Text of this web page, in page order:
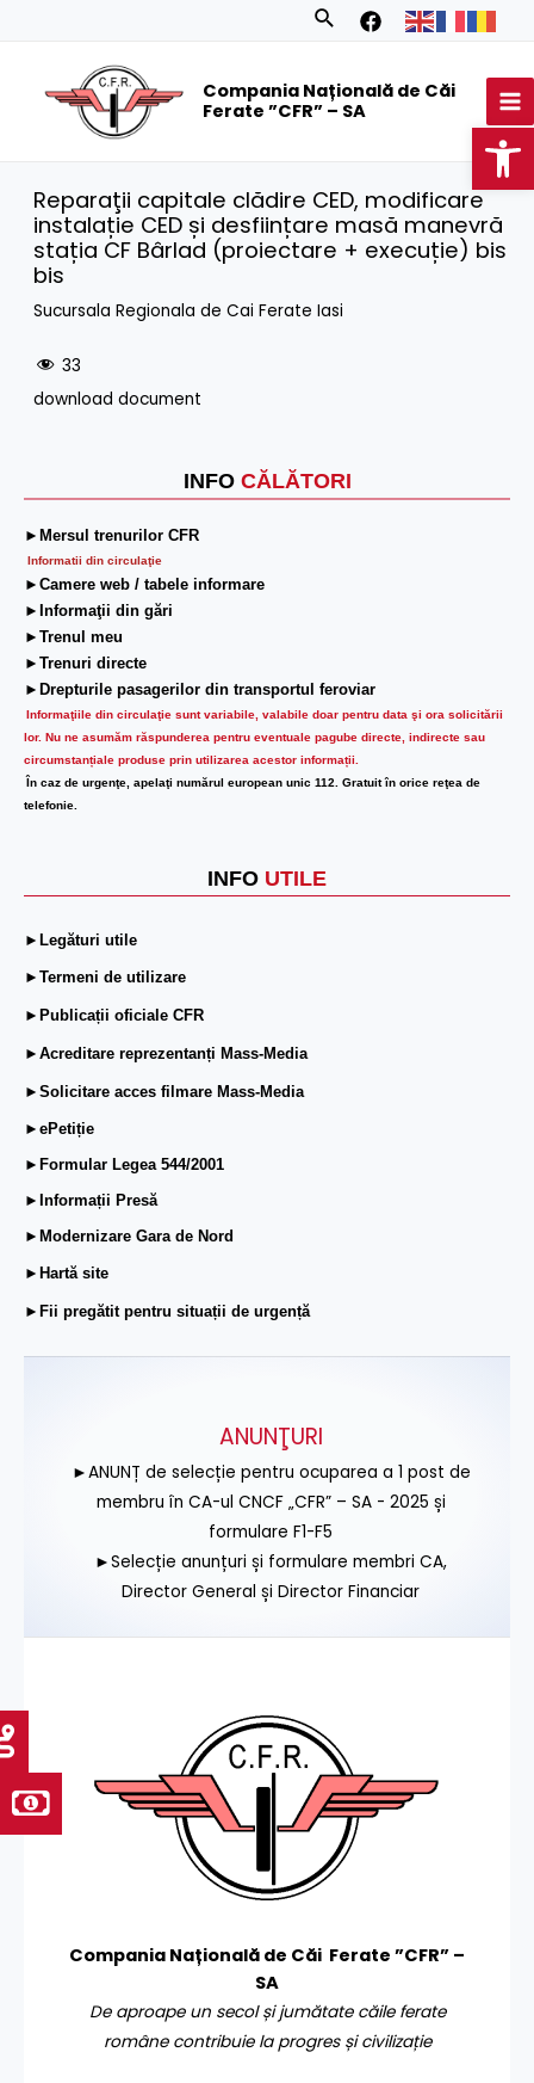
Search
Compania Națională de Căi
Ferate ”CFR” – SA
INFO CĂLĂTORI
►Mersul trenurilor CFR
Informatii din circulaţie
►Camere web / tabele informare
►Informaţii din gări
►Trenul meu
►Trenuri directe
►Drepturile pasagerilor din transportul feroviar
Informaţiile din circulaţie sunt variabile, valabile doar pentru data şi ora solicitării
lor. Nu ne asumăm răspunderea pentru eventuale pagube directe, indirecte sau
circumstanțiale produse prin utilizarea acestor informații.
În caz de urgenţe, apelaţi numărul european unic 112. Gratuit în orice reţea de
telefonie.
INFO UTILE
►Legături utile
►Termeni de utilizare
►Publicații oficiale CFR
►Acreditare reprezentanți Mass-Media
►Solicitare acces filmare Mass-Media
►ePetiție
►Formular Legea 544/2001
►Informații Presă
►Modernizare Gara de Nord
►Hartă site
►Fii pregătit pentru situații de urgență
Reparaţii capitale clădire CED, modificare
instalație CED și desființare masă manevră
stația CF Bârlad (proiectare + execuție) bis
bis
Sucursala Regionala de Cai Ferate Iasi
33
download document
ANUNŢURI
►ANUNȚ de selecție pentru ocuparea a 1 post de
membru în CA-ul CNCF „CFR” – SA - 2025 și
formulare F1-F5
►Selecție anunțuri și formulare membri CA,
Director General și Director Financiar
Compania Națională de Căi Ferate ”CFR” –
SA
De aproape un secol și jumătate căile ferate
române contribuie la progres și civilizație